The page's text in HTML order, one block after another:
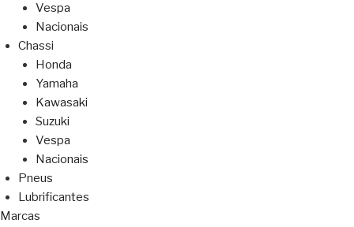
Vespa
Nacionais
Chassi
Honda
Yamaha
Kawasaki
Suzuki
Vespa
Nacionais
Pneus
Lubrificantes
Marcas